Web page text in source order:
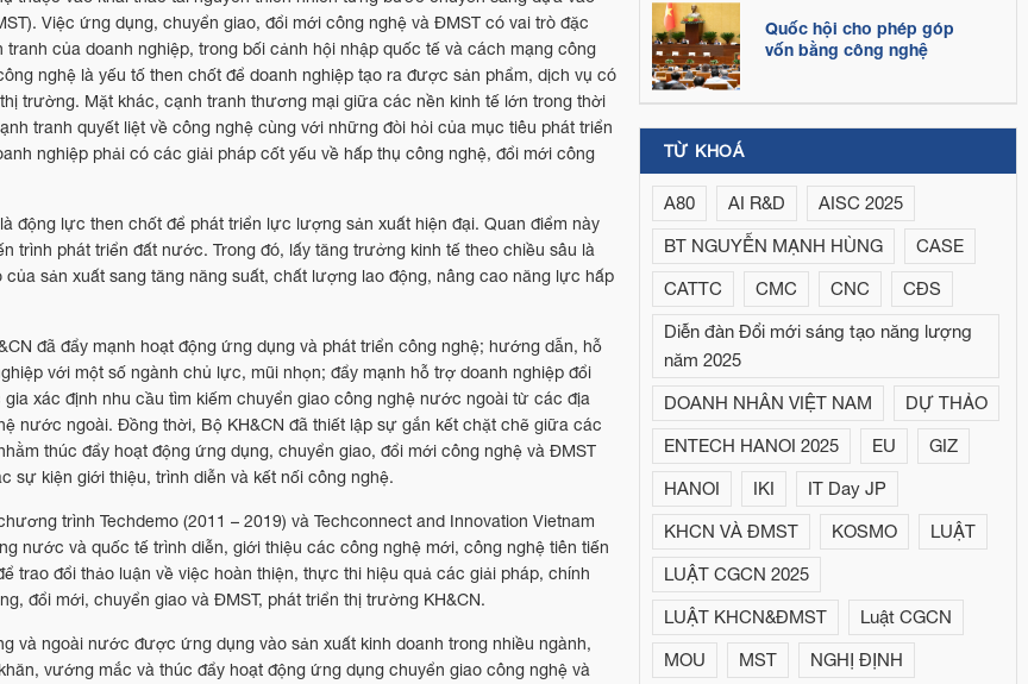
Việc ứng dụng, chuyển giao, đổi mới công nghệ và ĐMST có vai trò đặc
của doanh nghiệp, trong bối cảnh hội nhập quốc tế và cách mạng công
nghệ là yếu tố then chốt để doanh nghiệp tạo ra được sản phẩm, dịch vụ có
trường. Mặt khác, cạnh tranh thương mại giữa các nền kinh tế lớn trong thời
tranh quyết liệt về công nghệ cùng với những đòi hỏi của mục tiêu phát triển
nghiệp phải có các giải pháp cốt yếu về hấp thụ công nghệ, đổi mới công
động lực then chốt để phát triển lực lượng sản xuất hiện đại. Quan điểm này
trình phát triển đất nước. Trong đó, lấy tăng trưởng kinh tế theo chiều sâu là
sản xuất sang tăng năng suất, chất lượng lao động, nâng cao năng lực hấp
đã đẩy mạnh hoạt động ứng dụng và phát triển công nghệ; hướng dẫn, hỗ
với một số ngành chủ lực, mũi nhọn; đẩy mạnh hỗ trợ doanh nghiệp đổi
xác định nhu cầu tìm kiếm chuyển giao công nghệ nước ngoài từ các địa
nước ngoài. Đồng thời, Bộ KH&CN đã thiết lập sự gắn kết chặt chẽ giữa các
thúc đẩy hoạt động ứng dụng, chuyển giao, đổi mới công nghệ và ĐMST
sự kiện giới thiệu, trình diễn và kết nối công nghệ.
trình Techdemo (2011 – 2019) và Techconnect and Innovation Vietnam
nước và quốc tế trình diễn, giới thiệu các công nghệ mới, công nghệ tiên tiến
đổi thảo luận về việc hoàn thiện, thực thi hiệu quả các giải pháp, chính
đổi mới, chuyển giao và ĐMST, phát triển thị trường KH&CN.
và ngoài nước được ứng dụng vào sản xuất kinh doanh trong nhiều ngành,
vướng mắc và thúc đẩy hoạt động ứng dụng chuyển giao công nghệ và
Quốc hội cho phép góp
vốn bằng công nghệ
TỪ KHOÁ
A80 AI R&D AISC 2025
BT NGUYỄN MẠNH HÙNG CASE
CATTC CMC CNC CĐS
Diễn đàn Đổi mới sáng tạo năng lượng
năm 2025
DOANH NHÂN VIỆT NAM DỰ THẢO
ENTECH HANOI 2025 EU GIZ
HANOI IKI IT Day JP
KHCN VÀ ĐMST KOSMO LUẬT
LUẬT CGCN 2025
LUẬT KHCN&ĐMST Luật CGCN
MOU MST NGHỊ ĐỊNH